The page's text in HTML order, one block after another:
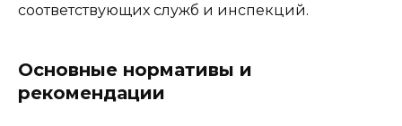
соответствующих служб и инспекций.
Основные нормативы и
рекомендации